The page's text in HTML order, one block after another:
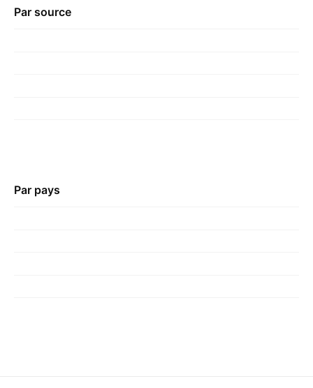
Par source
Par pays